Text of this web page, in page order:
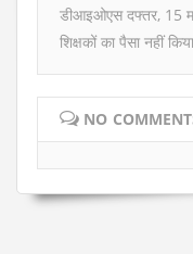
डीआइओएस दफ्तर, 15
शिक्षकों का पैसा नहीं
NO